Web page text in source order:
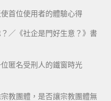
首位使用者的體驗心得
／《社企是門好生意？》書
匿名受刑人的鐵窗時光
教團體，是否讓宗教團體無